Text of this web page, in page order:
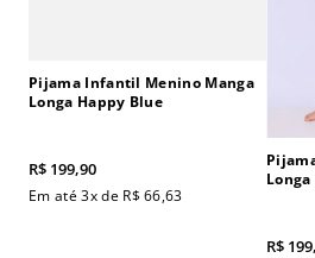
Pijama Infantil Menino Manga
Longa Happy Blue
R$ 199,90
Em até3x de R$ 66,63
R$ 199,